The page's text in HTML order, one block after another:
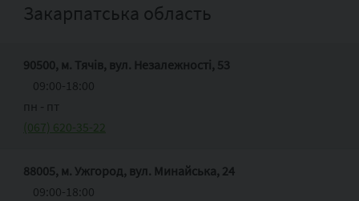
Закарпатська область
90500, м. Тячів, вул. Незалежності, 53
09:00-18:00
пн ‑ пт
(067) 620-35-22
88005, м. Ужгород, вул. Минайська, 24
09:00-18:00